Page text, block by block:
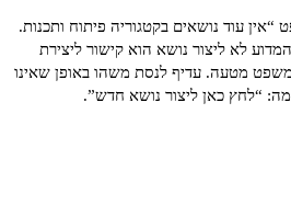
עוד נושאים בקטגוריה פיתוח ותכנות.
לא ליצור נושא הוא קישור ליצירת
מטעה. עדיף לנסת משהו באופן שאינו
“לחץ כאן ליצור נושא חדש”.